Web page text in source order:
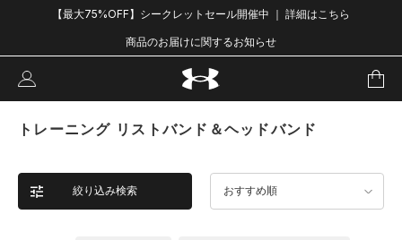
【最大75%OFF】シークレットセール開催中 ｜ 詳細はこちら
商品のお届けに関するお知らせ
トレーニング リストバンド＆ヘッドバンド
絞り込み検索 おすすめ順